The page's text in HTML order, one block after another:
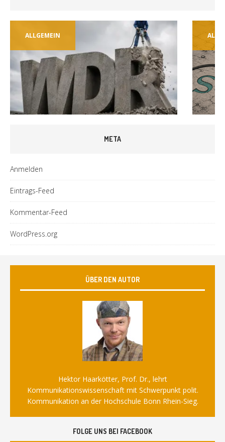
ALLGEMEIN
META
Anmelden
Eintrags-Feed
Kommentar-Feed
WordPress.org
ÜBER DEN AUTOR
Hektor Haarkötter, Prof. Dr., lehrt
Kommunikationswissenschaft mit Schwerpunkt polit.
Kommunikation an der Hochschule Bonn Rhein-Sieg.
FOLGE UNS BEI FACEBOOK